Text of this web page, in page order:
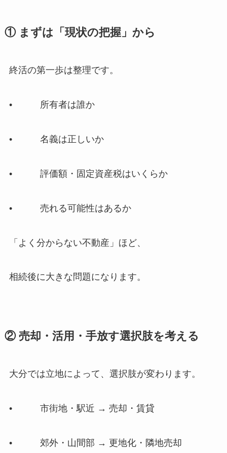
① まずは​「現状の​把握」から
終活の第一歩は整理です。
• 所有者は誰か
• 名義は正しいか
• 評価額・固定資産税はいくらか
• 売れる可能性はあるか
「よく分からない不動産」ほど、
相続後に大きな問題になります。
② 売却・活用・手放す選択肢を​考える
大分では立地によって、選択肢が変わります。
• 市街地・駅近 → 売却・賃貸
• 郊外・山間部 → 更地化・隣地売却